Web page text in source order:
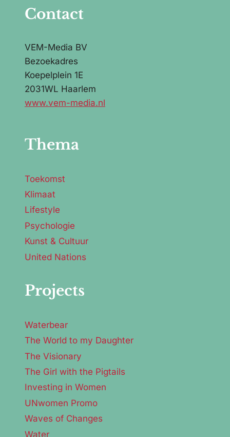
Contact
VEM-Media BV
Bezoekadres
Koepelplein 1E
2031WL Haarlem
www.vem-media.nl
Thema
Toekomst
Klimaat
Lifestyle
Psychologie
Kunst & Cultuur
United Nations
Projects
Waterbear
The World to my Daughter
The Visionary
The Girl with the Pigtails
Investing in Women
UNwomen Promo
Waves of Changes
Water